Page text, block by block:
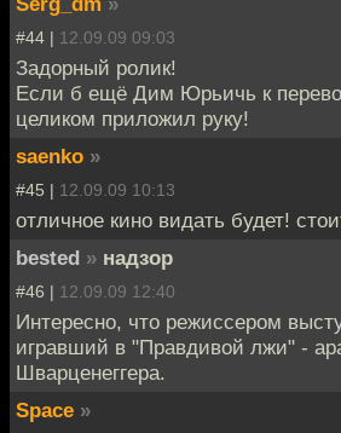
#44 | 12.09.09 09:03
Задорный ролик!
Если б ещё Дим Юрьичь к
целиком приложил руку!
saenko »
#45 | 12.09.09 10:13
отличное кино видать будет!
bested » надзор
#46 | 12.09.09 12:40
Интересно, что режиссером
игравший в "Правдивой лжи" -
Шварценеггера.
Space »